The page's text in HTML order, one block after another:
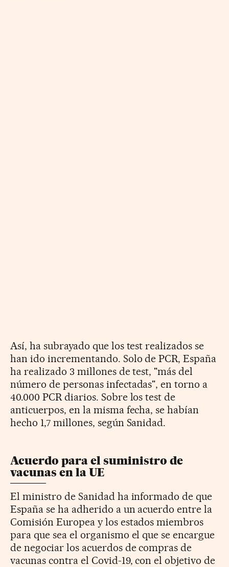
Así, ha subrayado que los test realizados se
han ido incrementando. Solo de PCR, España
ha realizado 3 millones de test, "más del
número de personas infectadas", en torno a
40.000 PCR diarios. Sobre los test de
anticuerpos, en la misma fecha, se habían
hecho 1,7 millones, según Sanidad.
Acuerdo para el suministro de
vacunas en la UE
El ministro de Sanidad ha informado de que
España se ha adherido a un acuerdo entre la
Comisión Europea y los estados miembros
para que sea el organismo el que se encargue
de negociar los acuerdos de compras de
vacunas contra el Covid-19, con el objetivo de